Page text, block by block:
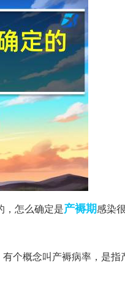
，怎么确定是产褥期感染
个概念叫产褥病率，是